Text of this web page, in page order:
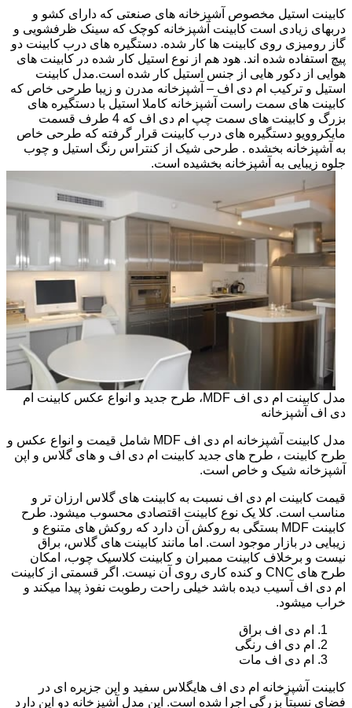
کابینت استیل مخصوص آشپزخانه های صنعتی که دارای کشو و
دربهای زیادی است کابینت آشپزخانه کوچک که سینک ظرفشویی و
گاز رومیزی روی کابینت ها کار شده. دستگیره های درب کابینت دو
پیچ استفاده شده اند. هود هم از نوع استیل کار شده در کابینت های
هوایی از دکور هایی از جنس استیل کار شده است.مدل کابینت
استیل و ترکیب ام دی اف – آشپزخانه مدرن و زیبا طرحی خاص که
کابینت های سمت راست آشپزخانه کاملا استیل با دستگیره های
بزرگ و کابینت های سمت چپ ام دی اف که 4 طرف قسمت
مایکروویو دستگیره های درب کابینت قرار گرفته که طرحی خاص
به آشپزخانه بخشده . طرحی شیک از کنتراس رنگ استیل و چوب
جلوه زیبایی به آشپزخانه بخشیده است.
مدل کابینت ام دی اف MDF، طرح جدید و انواع عکس کابینت ام
دی اف آشپزخانه
مدل کابینت آشپزخانه ام دی اف MDF شامل قیمت و انواع عکس و
طرح کابینت ، طرح های جدید کابینت ام دی اف و های گلاس و اپن
آشپزخانه شیک و خاص است.
قیمت کابینت ام دی اف نسبت به کابینت های گلاس ارزان تر و
مناسب است. کلا یک نوع کابینت اقتصادی محسوب میشود. طرح
کابینت MDF بستگی به روکش آن دارد که روکش های متنوع و
زیبایی در بازار موجود است. اما مانند کابینت های گلاس، براق
نیست و برخلاف کابینت ممبران و کابینت کلاسیک چوب، امکان
طرح های CNC و کنده کاری روی آن نیست. اگر قسمتی از کابینت
ام دی اف آسیب دیده باشد خیلی راحت رطوبت نفوذ پیدا میکند و
خراب میشود.
ام دی اف براق
ام دی اف رنگی
ام دی اف مات
کابینت آشپزخانه ام دی اف هایگلاس سفید و اپن جزیره ای در
فضای نسبتاً بزرگی اجرا شده است. این مدل آشپزخانه دو اپن دارد